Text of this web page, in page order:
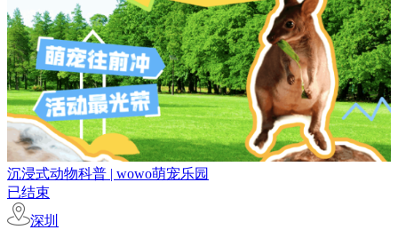
沉浸式动物科普 | wowo萌宠乐园
已结束
深圳